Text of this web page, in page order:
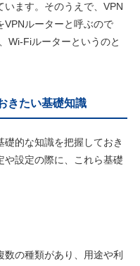
います。そのうえで、VPN
VPNルーターと呼ぶので
Wi-Fiルーターというのと
きたい基礎知識
的な知識を把握しておき
や設定の際に、これら基礎
の種類があり、用途や利